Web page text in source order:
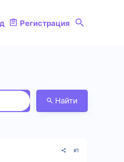
Регистрация
Найти
#1